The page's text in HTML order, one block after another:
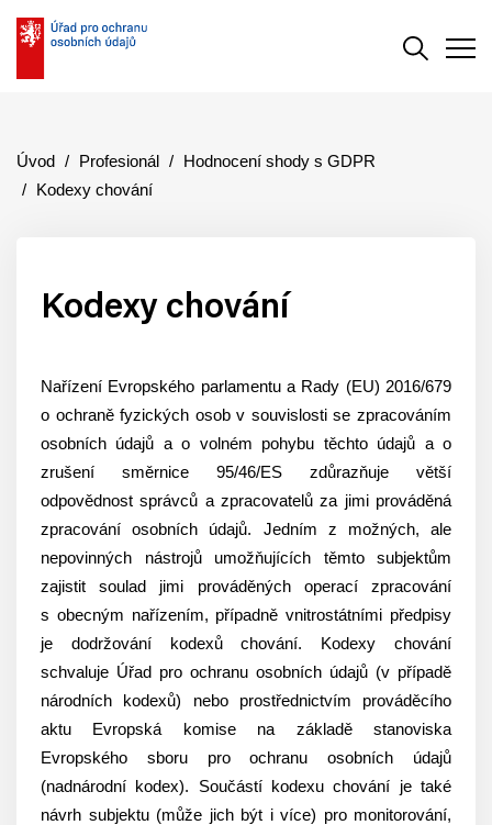
Úvod Profesionál
Hodnocení shody s GDPR
Kodexy chování
Kodexy chování
Nařízení Evropského parlamentu a Rady (EU) 2016/679
o ochraně fyzických osob v souvislosti se zpracováním
osobních údajů a o volném pohybu těchto údajů a o
zrušení směrnice 95/46/ES zdůrazňuje větší
odpovědnost správců a zpracovatelů za jimi prováděná
zpracování osobních údajů. Jedním z možných, ale
nepovinných nástrojů umožňujících těmto subjektům
zajistit soulad jimi prováděných operací zpracování
s obecným nařízením, případně vnitrostátními předpisy
je dodržování kodexů chování. Kodexy chování
schvaluje Úřad pro ochranu osobních údajů (v případě
národních kodexů) nebo prostřednictvím prováděcího
aktu Evropská komise na základě stanoviska
Evropského sboru pro ochranu osobních údajů
(nadnárodní kodex). Součástí kodexu chování je také
návrh subjektu (může jich být i více) pro monitorování,